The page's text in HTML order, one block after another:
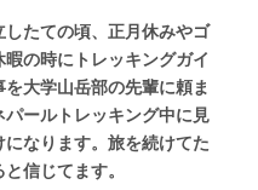
たての頃、正月休みやゴ
の時にトレッキングガイ
大学山岳部の先輩に頼ま
ールトレッキング中に見
なります。旅を続けてた
信じてます。